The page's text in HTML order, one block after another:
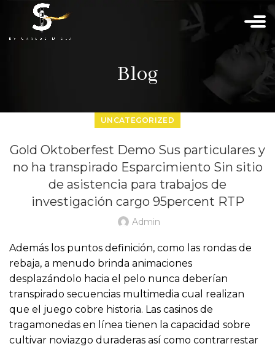
Blog
UNCATEGORIZED
Gold Oktoberfest Demo Sus particulares y
no ha transpirado Esparcimiento Sin sitio
de asistencia para trabajos de
investigación cargo 95percent RTP
Admin
Además los puntos definición, como las rondas de
rebaja, a menudo brinda animaciones
desplazándolo hacia el pelo nunca deberían
transpirado secuencias multimedia cual realizan
que el juego cobre historia. Las casinos de
tragamonedas en línea tienen la capacidad sobre
cultivar noviazgo duraderas así­ como contrarrestar